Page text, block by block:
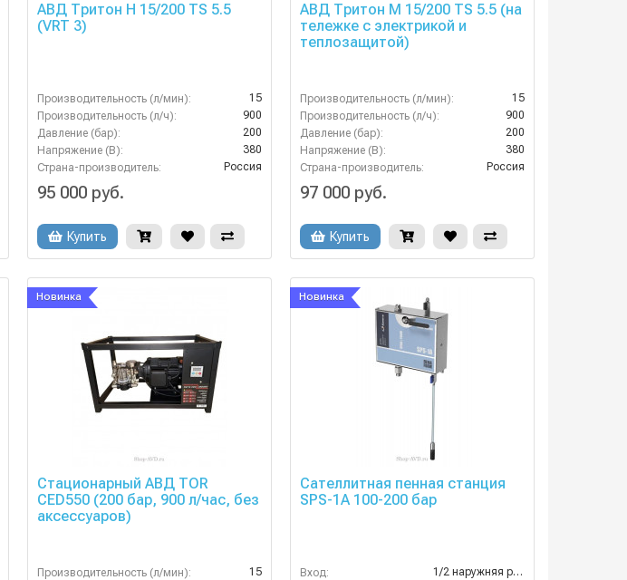
АВД Тритон H 15/200 TS 5.5
(VRT 3)
Производительность (л/мин):
15
Производительность (л/ч):
900
Давление (бар):
200
Напряжение (В):
380
Страна-производитель:
Россия
95 000 руб.
Купить
АВД Тритон M 15/200 TS 5.5 (на
тележке с электрикой и
теплозащитой)
Производительность (л/мин):
15
Производительность (л/ч):
900
Давление (бар):
200
Напряжение (В):
380
Страна-производитель:
Россия
97 000 руб.
Купить
Новинка
Стационарный АВД TOR
CED550 (200 бар, 900 л/час, без
аксессуаров)
Производительность (л/мин):
15
Новинка
Сателлитная пенная станция
SPS-1A 100-200 бар
Вход:
1/2 наружняя резьба